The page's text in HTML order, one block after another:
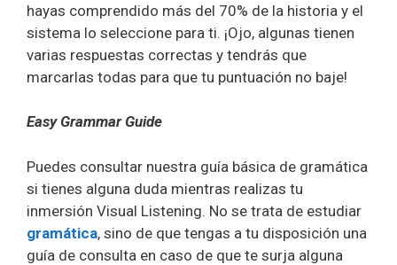
hayas comprendido más del 70% de la historia y el
sistema lo seleccione para ti. ¡Ojo, algunas tienen
varias respuestas correctas y tendrás que
marcarlas todas para que tu puntuación no baje!
Easy Grammar Guide
Puedes consultar nuestra guía básica de gramática
si tienes alguna duda mientras realizas tu
inmersión Visual Listening. No se trata de estudiar
gramática, sino de que tengas a tu disposición una
guía de consulta en caso de que te surja alguna